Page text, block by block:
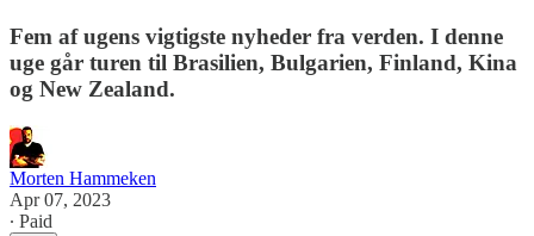
Fem af ugens vigtigste nyheder fra verden. I denne
uge går turen til Brasilien, Bulgarien, Finland, Kina
og New Zealand.
Morten Hammeken
Apr 07, 2023
∙ Paid